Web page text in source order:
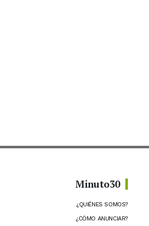
Minuto30
¿QUIÉNES SOMOS?
¿CÓMO ANUNCIAR?